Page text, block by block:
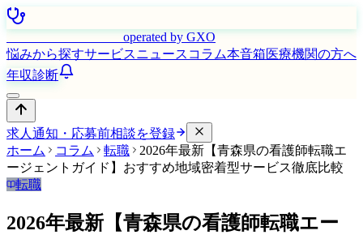
operated by GXO
悩みから探すサービスニュース コラム本音箱医療機関の方へ
年収診断
求人通知・応募前相談を登録
ホーム
コラム 転職
2026年最新【青森県の看護師転職エ
ージェントガイド】おすすめ地域密着型サービス徹底比較
転職
2026年最新【青森県の看護師転職エー